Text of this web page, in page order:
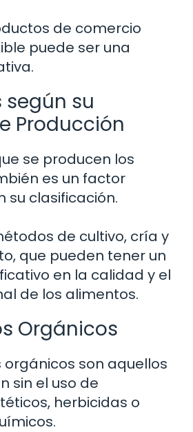
de comercio
puede ser una
su
Producción
se producen los
es un factor
su clasificación.
de cultivo, cría y
que pueden tener un
en la calidad y el
de los alimentos.
Orgánicos
orgánicos son aquellos
sin el uso de
herbicidas o